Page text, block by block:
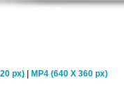
px) MP4 (640 X 360 px)